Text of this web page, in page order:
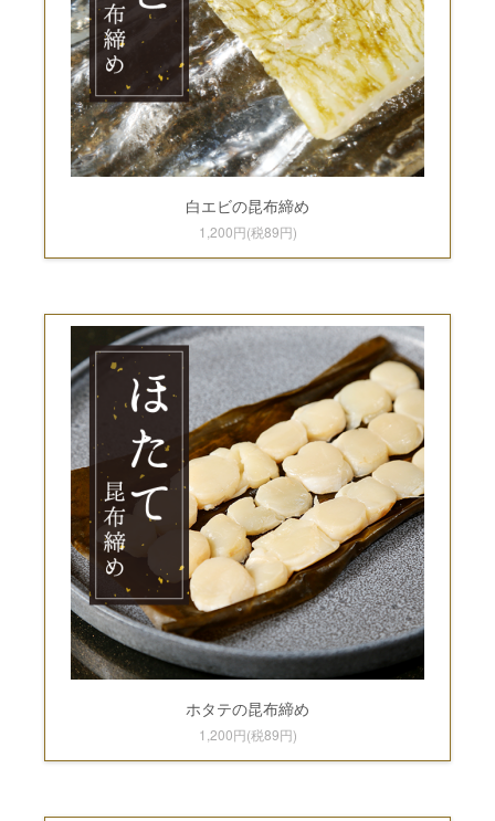
白エビの昆布締め
1,200円(税89円)
ホタテの昆布締め
1,200円(税89円)